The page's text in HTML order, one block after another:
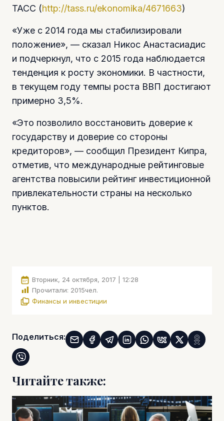
ТАСС (http://tass.ru/ekonomika/4671663)
«Уже с 2014 года мы стабилизировали
положение», — сказал Никос Анастасиадис
и подчеркнул, что с 2015 года наблюдается
тенденция к росту экономики. В частности,
в текущем году темпы роста ВВП достигают
примерно 3,5%.
«Это позволило восстановить доверие к
государству и доверие со стороны
кредиторов», — сообщил Президент Кипра,
отметив, что международные рейтинговые
агентства повысили рейтинг инвестиционной
привлекательности страны на несколько
пунктов.
Вторник, 24 октября, 2017 | 12:28
Прочитали: 2015чел.
Финансы и инвестиции
Поделиться:
Читайте также: